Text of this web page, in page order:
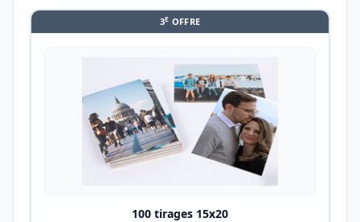
3E OFFRE
100 tirages 15x20